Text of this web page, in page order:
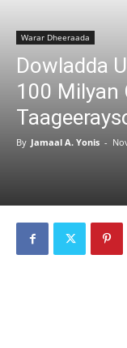
Warar Dheeraada
Dowladda
100 Milyan
By Jamaal A. Yonis -